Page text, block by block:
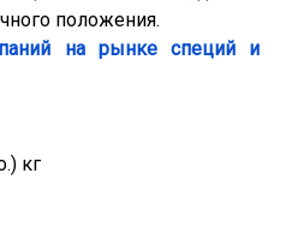
положения.
на рынке специй и
кг